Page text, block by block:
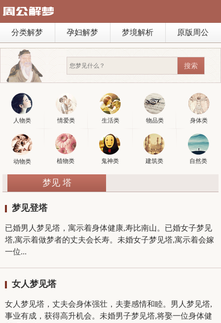
分类解梦 孕妇解梦 梦境解析 原版周公
人物类 情爱类 生活类 物品类 身体类
动物类 植物类 鬼神类 建筑类 自然类
梦见 塔
梦见登塔
已婚男人梦见塔，寓示着身体健康,寿比南山。已婚女子梦见
塔,寓示着做梦者的丈夫会长寿。未婚女子梦见塔,寓示着会嫁
一位...
女人梦见塔
女人梦见塔，丈夫会身体强壮，夫妻感情和睦。男人梦见塔,
事业有成，获得高升机会。未婚男子梦见塔,将娶一位身体健